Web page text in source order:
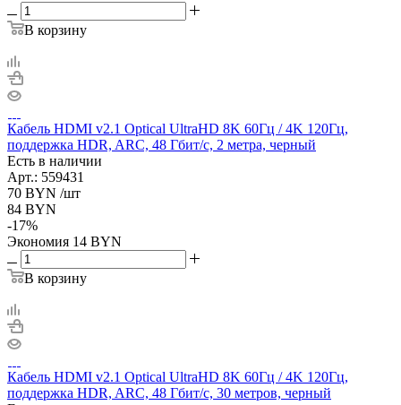
В корзину
Кабель HDMI v2.1 Optical UltraHD 8K 60Гц / 4K 120Гц,
поддержка HDR, ARC, 48 Гбит/с, 2 метра, черный
Есть в наличии
Арт.: 559431
70 BYN /шт
84 BYN
-17%
Экономия 14 BYN
В корзину
Кабель HDMI v2.1 Optical UltraHD 8K 60Гц / 4K 120Гц,
поддержка HDR, ARC, 48 Гбит/с, 30 метров, черный